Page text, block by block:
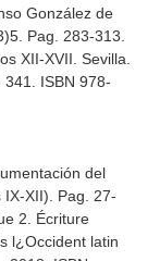
González de
Pag. 283-313.
XII-XVII . Sevilla.
ISBN 978-
del
XII). Pag. 27-
2. Écriture
l¿Occident latin